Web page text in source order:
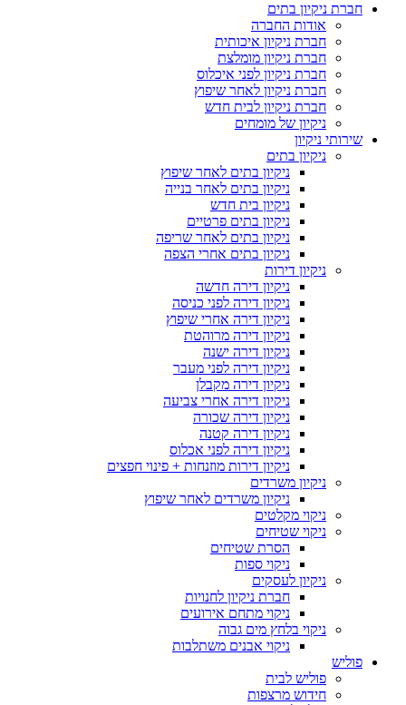
חברת ניקיון בתים
אודות החברה
חברת ניקיון איכותית
חברת ניקיון מומלצת
חברת ניקיון לפני איכלוס
חברת ניקיון לאחר שיפוץ
חברת ניקיון לבית חדש
ניקיון של מומחים
שירותי ניקיון
ניקיון בתים
ניקיון בתים לאחר שיפוץ
ניקיון בתים לאחר בנייה
ניקיון בית חדש
ניקיון בתים פרטיים
ניקיון בתים לאחר שריפה
ניקיון בתים אחרי הצפה
ניקיון דירות
ניקיון דירה חדשה
ניקיון דירה לפני כניסה
ניקיון דירה אחרי שיפוץ
ניקיון דירה מרוהטת
ניקיון דירה ישנה
ניקיון דירה לפני מעבר
ניקיון דירה מקבלן
ניקיון דירה אחרי צביעה
ניקיון דירה שכורה
ניקיון דירה קטנה
ניקיון דירה לפני אכלוס
ניקיון דירות מוזנחות + פינוי חפצים
ניקיון משרדים
ניקיון משרדים לאחר שיפוץ
ניקוי מקלטים
ניקוי שטיחים
הסרת שטיחים
ניקוי ספות
ניקיון לעסקים
חברת ניקיון לחנויות
ניקוי מתחם אירועים
ניקוי בלחץ מים גבוה
ניקוי אבנים משתלבות
פוליש
פוליש לבית
חידוש מרצפות